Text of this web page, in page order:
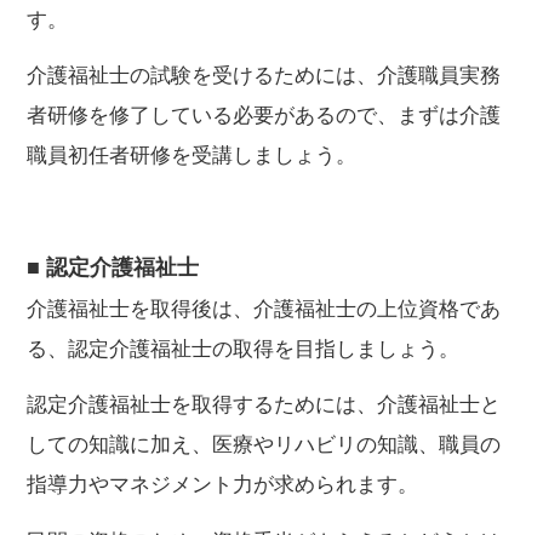
す。
介護福祉士の試験を受けるためには、介護職員実務
者研修を修了している必要があるので、まずは介護
職員初任者研修を受講しましょう。
■ 認定介護福祉士
介護福祉士を取得後は、介護福祉士の上位資格であ
る、認定介護福祉士の取得を目指しましょう。
認定介護福祉士を取得するためには、介護福祉士と
しての知識に加え、医療やリハビリの知識、職員の
指導力やマネジメント力が求められます。